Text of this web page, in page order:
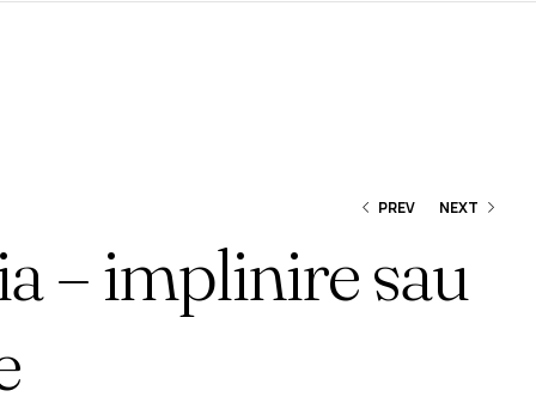
PREV
136,00MDL
NEXT
– implinire sau